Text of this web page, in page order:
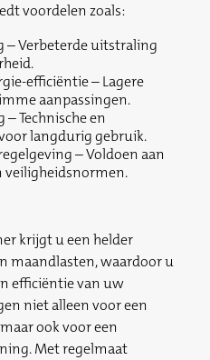
voordelen zoals:
– Verbeterde uitstraling
efficiëntie – Lagere
aanpassingen.
Technische en
langdurig gebruik.
– Voldoen aan
veiligheidsnormen.
krijgt u een helder
maandlasten, waardoor u
efficiëntie van uw
niet alleen voor een
ook voor een
Met regelmaat